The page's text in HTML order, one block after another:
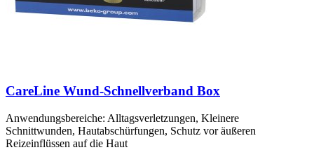
CareLine Wund-Schnellverband Box
Anwendungsbereiche: Alltagsverletzungen, Kleinere
Schnittwunden, Hautabschürfungen, Schutz vor äußeren
Reizeinflüssen auf die Haut